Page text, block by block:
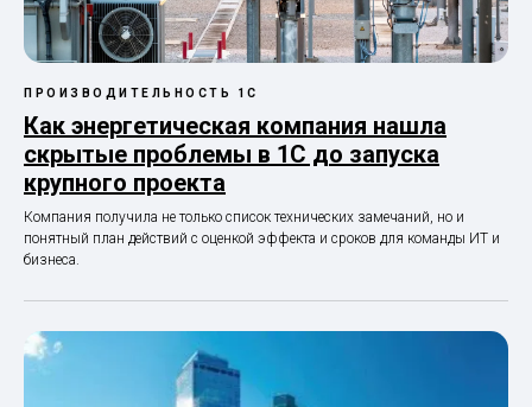
ПРОИЗВОДИТЕЛЬНОСТЬ 1С
Как энергетическая компания нашла
скрытые проблемы в 1С до запуска
крупного проекта
Компания получила не только список технических замечаний, но и
понятный план действий с оценкой эффекта и сроков для команды ИТ и
бизнеса.